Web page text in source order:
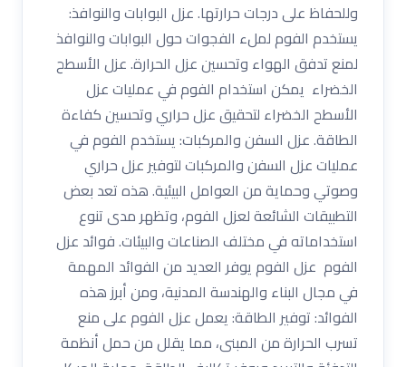
وللحفاظ على درجات حرارتها. عزل البوابات والنوافذ:
يستخدم الفوم لملء الفجوات حول البوابات والنوافذ
لمنع تدفق الهواء وتحسين عزل الحرارة. عزل الأسطح
الخضراء يمكن استخدام الفوم في عمليات عزل
الأسطح الخضراء لتحقيق عزل حراري وتحسين كفاءة
الطاقة. عزل السفن والمركبات: يستخدم الفوم في
عمليات عزل السفن والمركبات لتوفير عزل حراري
وصوتي وحماية من العوامل البيئية. هذه تعد بعض
التطبيقات الشائعة لعزل الفوم، وتظهر مدى تنوع
استخداماته في مختلف الصناعات والبيئات. فوائد عزل
الفوم عزل الفوم يوفر العديد من الفوائد المهمة
في مجال البناء والهندسة المدنية، ومن أبرز هذه
الفوائد: توفير الطاقة: يعمل عزل الفوم على منع
تسرب الحرارة من المبنى، مما يقلل من حمل أنظمة